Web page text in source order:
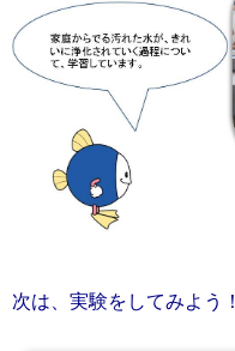
次は、実験をしてみよう！